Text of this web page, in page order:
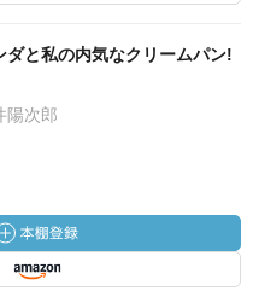
ダと私の内気なクリームパン!
陽次郎